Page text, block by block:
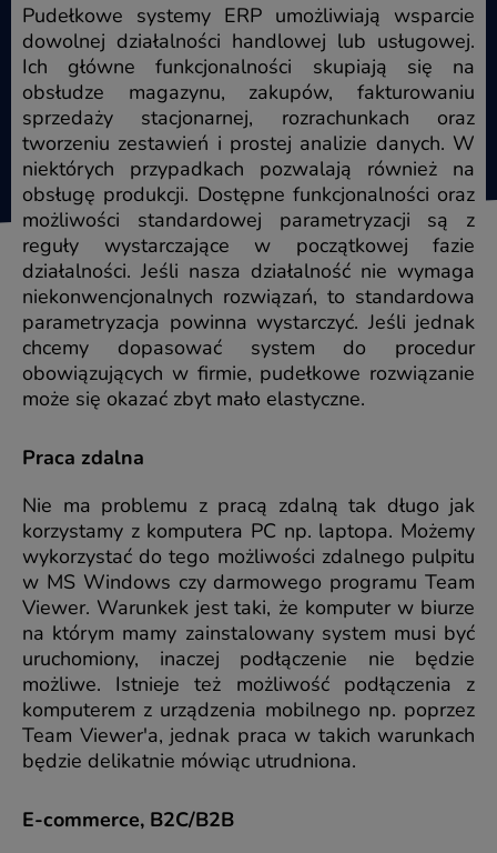
Pudełkowe systemy ERP umożliwiają wsparcie
dowolnej działalności handlowej lub usługowej.
Ich główne funkcjonalności skupiają się na
obsłudze magazynu, zakupów, fakturowaniu
sprzedaży stacjonarnej, rozrachunkach oraz
tworzeniu zestawień i prostej analizie danych. W
niektórych przypadkach pozwalają również na
obsługę produkcji. Dostępne funkcjonalności oraz
możliwości standardowej parametryzacji są z
reguły wystarczające w początkowej fazie
działalności. Jeśli nasza działalność nie wymaga
niekonwencjonalnych rozwiązań, to standardowa
parametryzacja powinna wystarczyć. Jeśli jednak
chcemy dopasować system do procedur
obowiązujących w firmie, pudełkowe rozwiązanie
może się okazać zbyt mało elastyczne.
Praca zdalna
Nie ma problemu z pracą zdalną tak długo jak
korzystamy z komputera PC np. laptopa. Możemy
wykorzystać do tego możliwości zdalnego pulpitu
w MS Windows czy darmowego programu Team
Viewer. Warunkek jest taki, że komputer w biurze
na którym mamy zainstalowany system musi być
uruchomiony, inaczej podłączenie nie będzie
możliwe. Istnieje też możliwość podłączenia z
komputerem z urządzenia mobilnego np. poprzez
Team Viewer'a, jednak praca w takich warunkach
będzie delikatnie mówiąc utrudniona.
E-commerce, B2C/B2B